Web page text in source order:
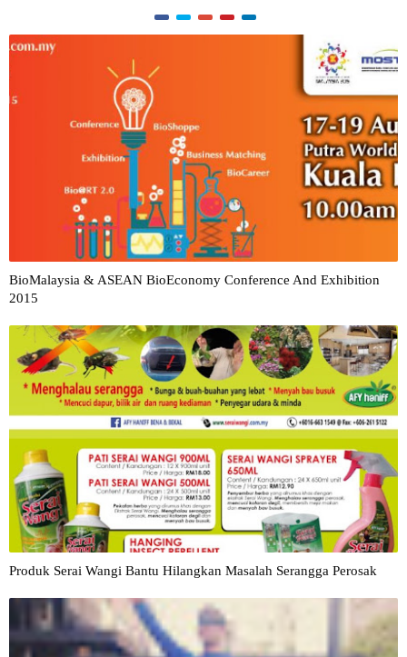
BioMalaysia & ASEAN BioEconomy Conference And Exhibition
2015
Produk Serai Wangi Bantu Hilangkan Masalah Serangga Perosak